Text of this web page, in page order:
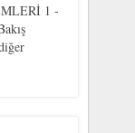
1 -